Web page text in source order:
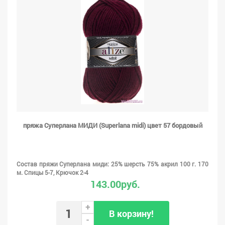
пряжа Суперлана МИДИ (Superlana midi) цвет 57 бордовый
Состав пряжи Суперлана миди: 25% шерсть 75% акрил 100 г. 170
м. Спицы 5-7, Крючок 2-4
143.00руб.
+
-
В корзину!